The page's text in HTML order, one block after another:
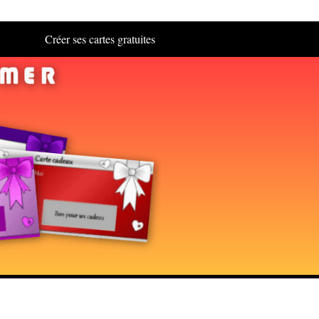
Créer ses cartes gratuites